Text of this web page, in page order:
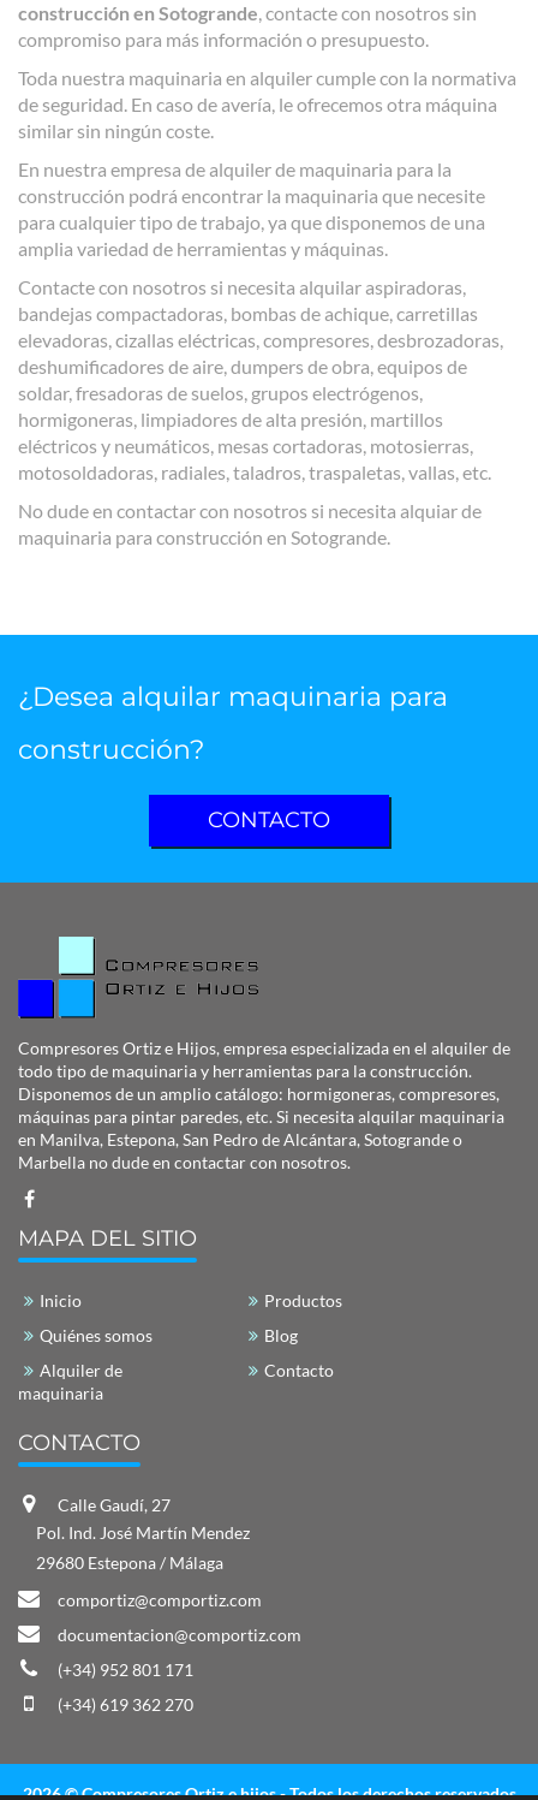
construcción en Sotogrande, contacte con nosotros sin
compromiso para más información o presupuesto.
Toda nuestra maquinaria en alquiler cumple con la normativa
de seguridad. En caso de avería, le ofrecemos otra máquina
similar sin ningún coste.
En nuestra empresa de alquiler de maquinaria para la
construcción podrá encontrar la maquinaria que necesite
para cualquier tipo de trabajo, ya que disponemos de una
amplia variedad de herramientas y máquinas.
Contacte con nosotros si necesita alquilar aspiradoras,
bandejas compactadoras, bombas de achique, carretillas
elevadoras, cizallas eléctricas, compresores, desbrozadoras,
deshumificadores de aire, dumpers de obra, equipos de
soldar, fresadoras de suelos, grupos electrógenos,
hormigoneras, limpiadores de alta presión, martillos
eléctricos y neumáticos, mesas cortadoras, motosierras,
motosoldadoras, radiales, taladros, traspaletas, vallas, etc.
No dude en contactar con nosotros si necesita alquiar de
maquinaria para construcción en Sotogrande.
¿Desea alquilar maquinaria para
construcción?
CONTACTO
Compresores Ortiz e Hijos, empresa especializadaen el alquiler de
todo tipo de maquinaria y herramientas para la construcción.
Disponemos de un amplio catálogo: hormigoneras, compresores,
máquinas para pintar paredes, etc. Si necesita alquilar maquinaria
en Manilva, Estepona, San Pedro de Alcántara, Sotogrande o
Marbella no dude en contactar con nosotros.
MAPA DEL SITIO
Inicio
Quiénes somos
Alquiler de
maquinaria
Productos
Blog
Contacto
CONTACTO
Calle Gaudí, 27
Pol. Ind. José Martín Mendez
29680 Estepona / Málaga
comportiz@comportiz.com
documentacion@comportiz.com
(+34) 952 801 171
(+34) 619 362 270
2026 © Compresores Ortiz e hijos - Todos los derechos reservados